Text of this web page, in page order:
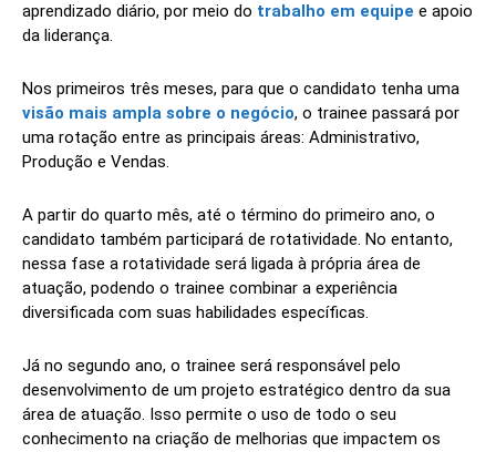
aprendizado diário, por meio do trabalho em equipe e apoio
da liderança.
Nos primeiros três meses, para que o candidato tenha uma
visão mais ampla sobre o negócio, o trainee passará por
uma rotação entre as principais áreas: Administrativo,
Produção e Vendas.
A partir do quarto mês, até o término do primeiro ano, o
candidato também participará de rotatividade. No entanto,
nessa fase a rotatividade será ligada à própria área de
atuação, podendo o trainee combinar a experiência
diversificada com suas habilidades específicas.
Já no segundo ano, o trainee será responsável pelo
desenvolvimento de um projeto estratégico dentro da sua
área de atuação. Isso permite o uso de todo o seu
conhecimento na criação de melhorias que impactem os